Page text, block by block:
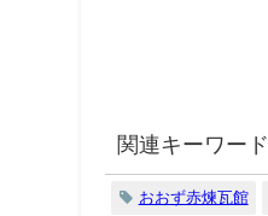
関連キーワード
おおず赤煉瓦館